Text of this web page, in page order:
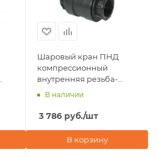
Шаровый кран ПНД
компрессионный
внутренняя резьба-
внутренняя резьба 4"х
В наличии
3 786 руб./шт
В корзину